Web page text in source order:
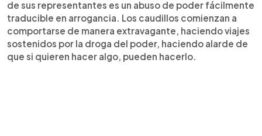
de sus representantes es un abuso de poder fácilmente
traducible en arrogancia. Los caudillos comienzan a
comportarse de manera extravagante, haciendo viajes
sostenidos por la droga del poder, haciendo alarde de
que si quieren hacer algo, pueden hacerlo.